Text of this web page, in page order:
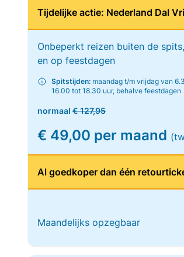
Tijdelijke actie: Nederland Dal
Onbeperkt reizen buiten de
en op feestdagen
Spitstijden: maandag t/m vrijdag van
16.00 tot 18.30 uur, behalve feestdagen
normaal € 127,95
€ 49,00 per maand
Al goedkoper dan één
Maandelijks opzegbaar